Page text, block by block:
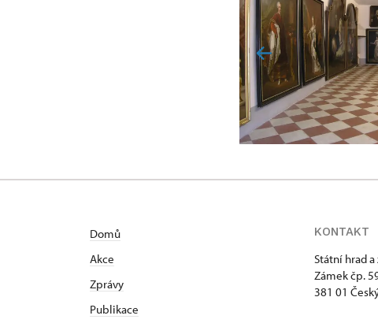
Domů
Akce
Zprávy
Publikace
KONTAKT
Státní hrad
Zámek čp.
381 01